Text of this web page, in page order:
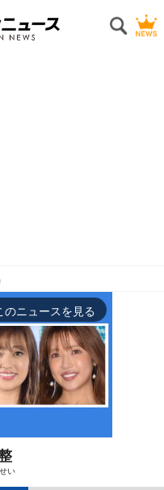
のニュースを見る
い